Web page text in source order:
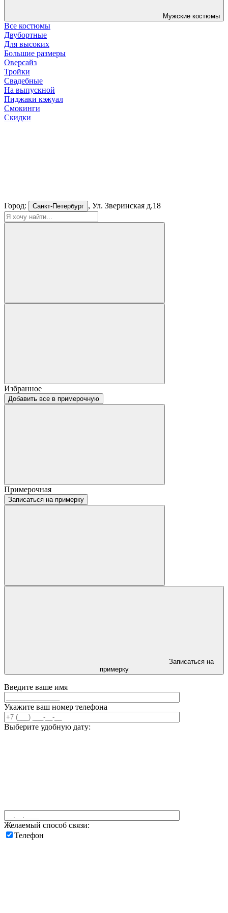
Мужские костюмы
Все костюмы
Двубортные
Для высоких
Большие размеры
Оверсайз
Тройки
Свадебные
На выпускной
Пиджаки кэжуал
Смокинги
Скидки
Город: Санкт-Петербург , Ул. Зверинская д.18
Избранное
Добавить все в примерочную
Примерочная
Записаться на примерку
Записаться на
примерку
Введите ваше имя
Укажите ваш номер телефона
Выберите удобную дату:
Желаемый способ связи:
Телефон